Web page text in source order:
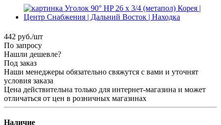
442 руб./шт
По запросу
Нашли дешевле?
Под заказ
Наши менеджеры обязательно свяжутся с вами и уточнят
условия заказа
Цена действительна только для интернет-магазина и может
отличаться от цен в розничных магазинах
Наличие